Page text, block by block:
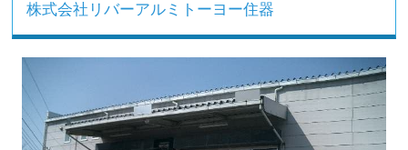
株式会社リバーアルミトーヨー住器